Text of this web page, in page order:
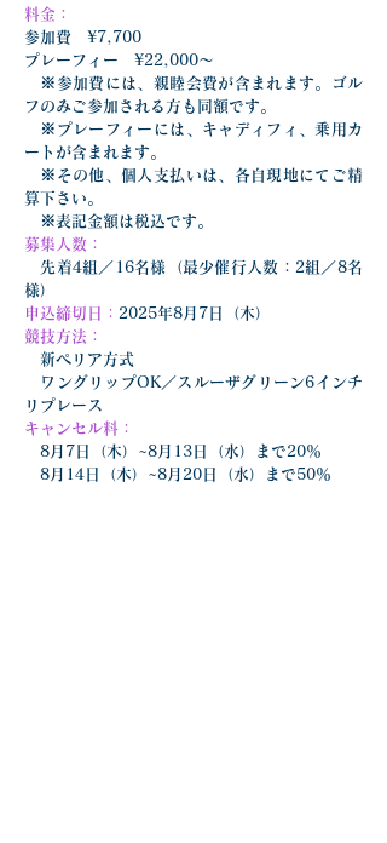
料金：
参加費　¥7,700
プレーフィー　¥22,000〜
※参加費には、親睦会費が含まれます。ゴル
フのみご参加される方も同額です。
※プレーフィーには、キャディフィ、乗用カ
ートが含まれます。
※その他、個人支払いは、各自現地にてご精
算下さい。
※表記金額は税込です。
募集人数：
先着4組／16名様（最少催行人数：2組／8名
様）
申込締切日： 2025年8月7日（木）
競技方法：
新ペリア方式
ワングリップOK／スルーザグリーン6インチ
リプレース
キャンセル料：
8月7日（木）~8月13日（水）まで20％
8月14日（木）~8月20日（水）まで50％